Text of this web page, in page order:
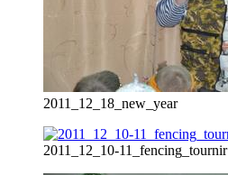
2011_12_18_new_year
2011_12_10-11_fencing_tournir